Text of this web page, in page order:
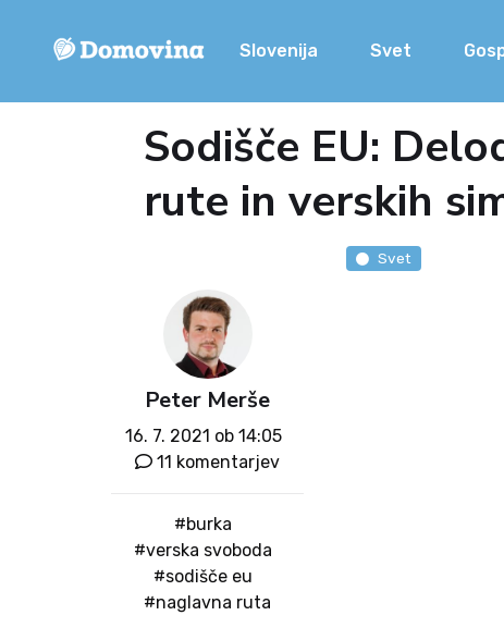
Slovenija Svet
Sodišče EU:
rute in verskih
Peter Merše
16. 7. 2021 ob 14:05
11 komentarjev
#burka
#verska svoboda
#sodišče eu
#naglavna ruta
Svet